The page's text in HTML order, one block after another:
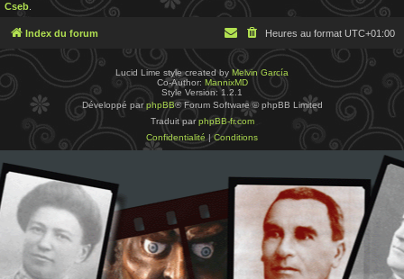
Cseb
Index du forum Heures au format UTC+01:00
Lucid Lime style created by Melvin García
Co-Author: MannixMD
Style Version: 1.2.1
Développé parphpBB® Forum Software © phpBB Limited
Traduit parphpBB-fr.com
Confidentialité |Conditions